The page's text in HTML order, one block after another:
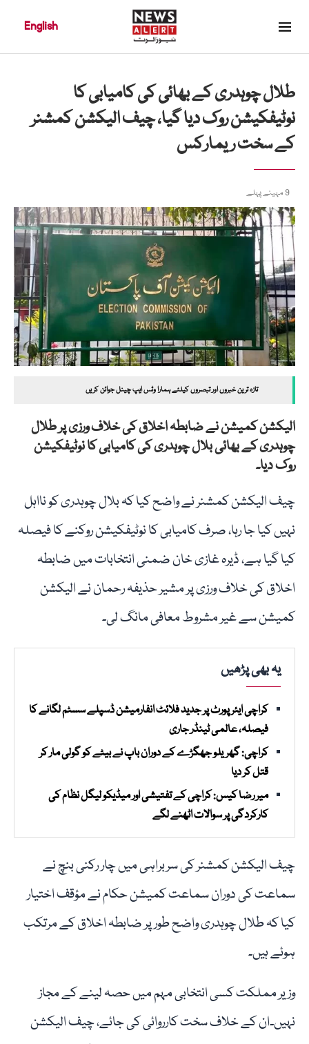
English
طلال چوہدری کے بھائی کی کامیابی کا
نوٹیفکیشن روک دیا گیا، چیف الیکشن کمشنر
کے سخت ریمارکس
9 مہینے پہلے
تازہ ترین خبروں اور تبصروں کیلئے ہمارا وٹس ایپ چینل جوائن کریں
الیکشن کمیشن نے ضابطہ اخلاق کی خلاف ورزی پر طلال
چوہدری کے بھائی بلال چوہدری کی کامیابی کا نوٹیفکیشن
روک دیا۔
چیف الیکشن کمشنر نے واضح کیا کہ بلال چوہدری کو نااہل
نہیں کیا جا رہا، صرف کامیابی کا نوٹیفکیشن روکنے کا فیصلہ
کیا گیا ہے، ڈیرہ غازی خان ضمنی انتخابات میں ضابطہ
اخلاق کی خلاف ورزی پر مشیر حذیفہ رحمان نے الیکشن
کمیشن سے غیر مشروط معافی مانگ لی۔
یہ بھی پڑھیں
کراچی ایئرپورٹ پر جدید فلائٹ انفارمیشن ڈسپلے سسٹم لگانے کا
فیصلہ، عالمی ٹینڈر جاری
کراچی: گھریلو جھگڑے کے دوران باپ نے بیٹے کو گولی مار کر
قتل کر دیا
میر رضا کیس: کراچی کے تفتیشی اور میڈیکو لیگل نظام کی
کارکردگی پر سوالات اٹھنے لگے
چیف الیکشن کمشنر کی سربراہی میں چار رکنی بنچ نے
سماعت کی دوران سماعت کمیشن حکام نے مؤقف اختیار
کیا کہ طلال چوہدری واضح طور پر ضابطہ اخلاق کے مرتکب
ہوئے ہیں۔
وزیر مملکت کسی انتخابی مہم میں حصہ لینے کے مجاز
نہیں۔ان کے خلاف سخت کارروائی کی جائے، چیف الیکشن